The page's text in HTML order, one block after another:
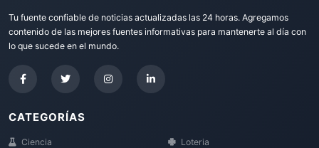
Tu fuente confiable de noticias actualizadas las 24 horas. Agregamos
contenido de las mejores fuentes informativas para mantenerte al día con
lo que sucede en el mundo.
CATEGORÍAS
Ciencia
Loteria